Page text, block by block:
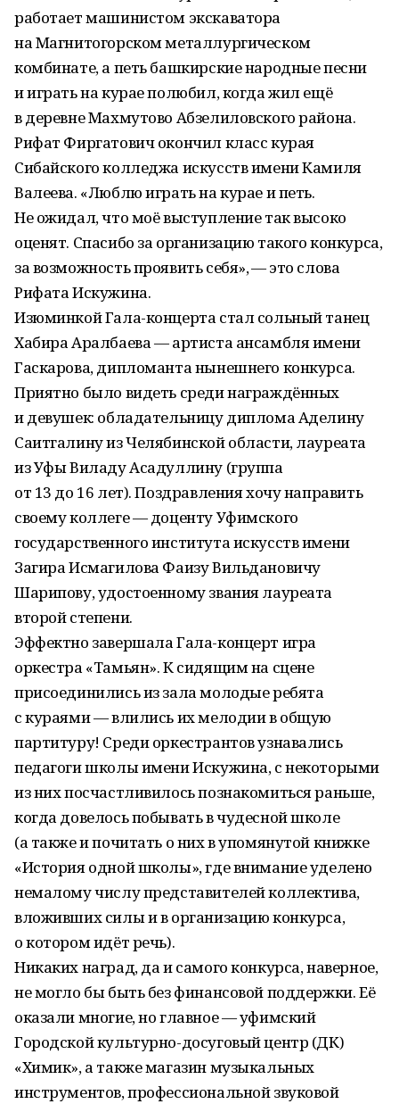
работает машинистом экскаватора
на Магнитогорском металлургическом
комбинате, а петь башкирские народные песни
и играть на курае полюбил, когда жил ещё
в деревне Махмутово Абзелиловского района.
Рифат Фиргатович окончил класс курая
Сибайского колледжа искусств имени Камиля
Валеева. «Люблю играть на курае и петь.
Не ожидал, что моё выступление так высоко
оценят. Спасибо за организацию такого конкурса,
за возможность проявить себя», — это слова
Рифата Искужина.
Изюминкой Гала-концерта стал сольный танец
Хабира Аралбаева — артиста ансамбля имени
Гаскарова, дипломанта нынешнего конкурса.
Приятно было видеть среди награждённых
и девушек: обладательницу диплома Аделину
Саитгалину из Челябинской области, лауреата
из Уфы Виладу Асадуллину (группа
от 13 до 16 лет). Поздравления хочу направить
своему коллеге — доценту Уфимского
государственного института искусств имени
Загира Исмагилова Фаизу Вильдановичу
Шарипову, удостоенному звания лауреата
второй степени.
Эффектно завершала Гала-концерт игра
оркестра «Тамьян». К сидящим на сцене
присоединились из зала молодые ребята
с кураями — влились их мелодии в общую
партитуру! Среди оркестрантов узнавались
педагоги школы имени Искужина, с некоторыми
из них посчастливилось познакомиться раньше,
когда довелось побывать в чудесной школе
(а также и почитать о них в упомянутой книжке
«История одной школы», где внимание уделено
немалому числу представителей коллектива,
вложивших силы и в организацию конкурса,
о котором идёт речь).
Никаких наград, да и самого конкурса, наверное,
не могло бы быть без финансовой поддержки. Её
оказали многие, но главное — уфимский
Городской культурно-досуговый центр (ДК)
«Химик», а также магазин музыкальных
инструментов, профессиональной звуковой